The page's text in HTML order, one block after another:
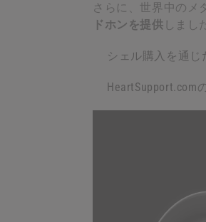
さらに、世界中のメ
ドホンを提供 しまし
シェル購入を通じ
HeartSupport.com